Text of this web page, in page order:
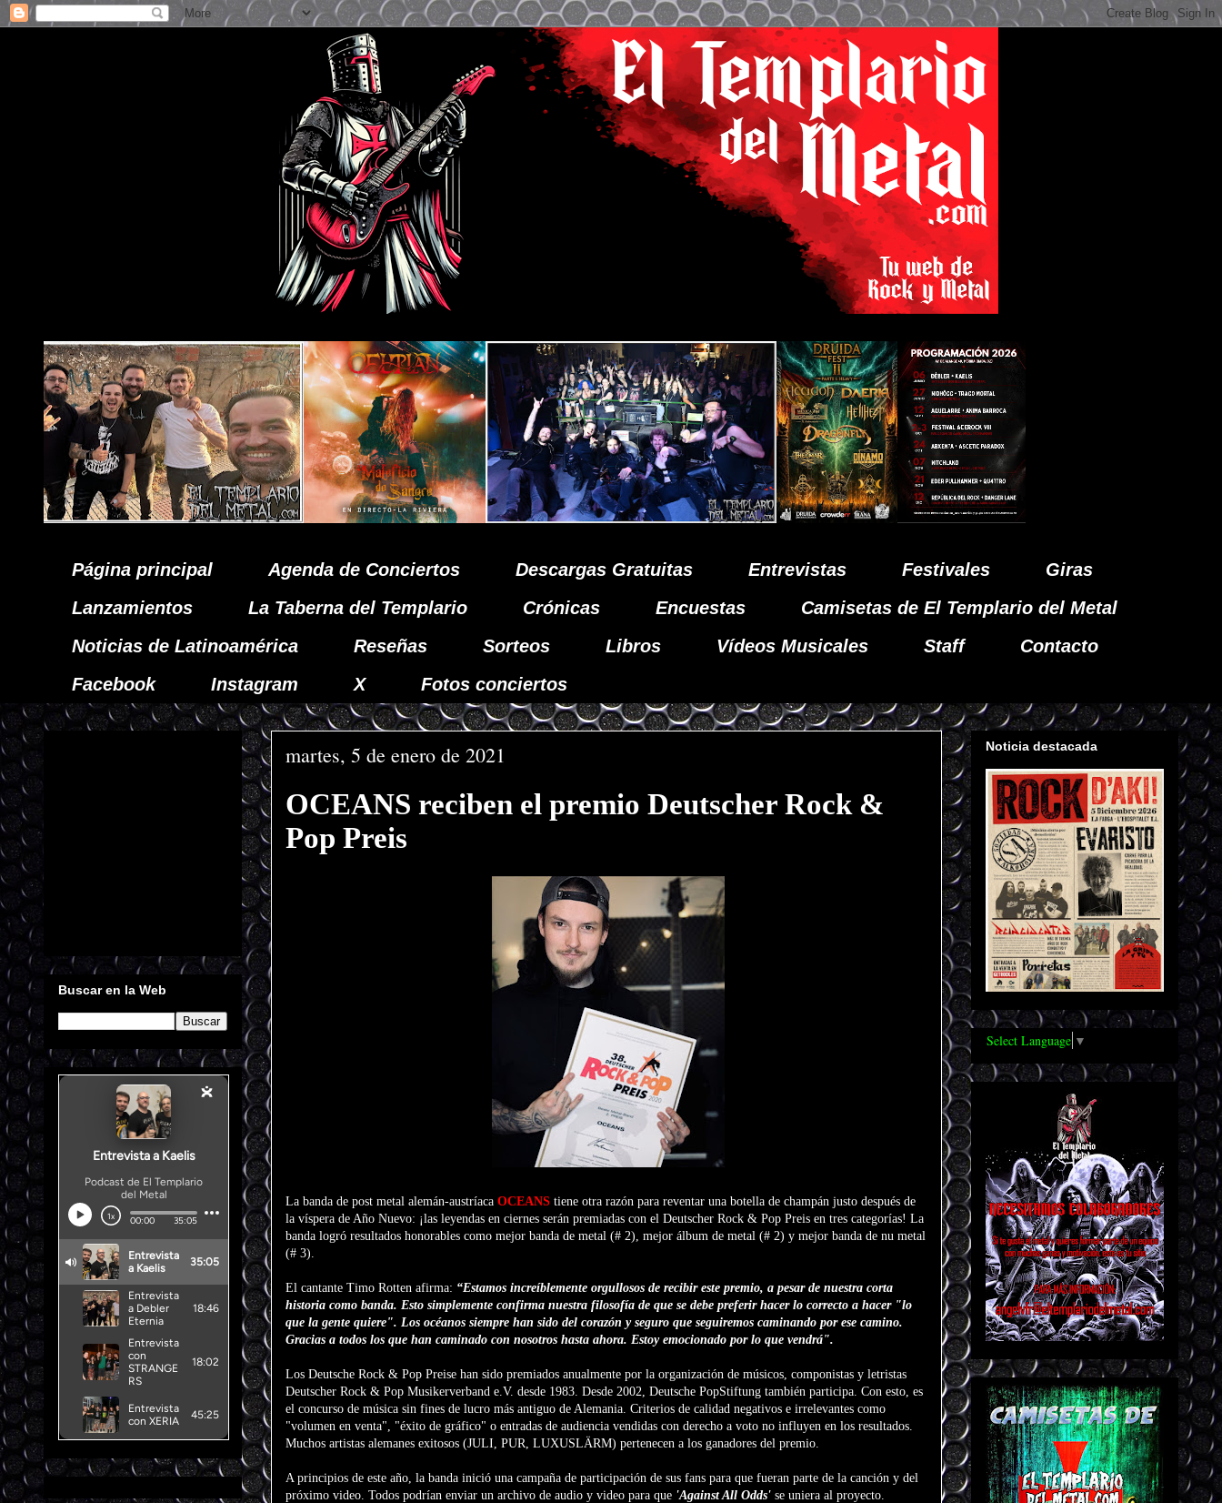
Página principal Agenda de Conciertos Descargas Gratuitas Entrevistas Festivales
Giras
Lanzamientos
La Taberna del Templario Crónicas Encuestas
Camisetas de El Templario del Metal
Noticias de Latinoamérica
Reseñas Sorteos Libros Vídeos Musicales Staff
Contacto
Facebook
Instagram X Fotos conciertos
martes, 5 de enero de 2021
OCEANS reciben el premio Deutscher Rock &
Pop Preis
La banda de post metal alemán-austríaca OCEANS tiene otra razón para reventar una botella de champán justo después de
la víspera de Año Nuevo: ¡las leyendas en ciernes serán premiadas con el Deutscher Rock & Pop Preis en tres categorías! La
banda logró resultados honorables como mejor banda de metal (# 2), mejor álbum de metal (# 2) y mejor banda de nu metal
(# 3).
El cantante Timo Rotten afirma: “Estamos increíblemente orgullosos de recibir este premio, a pesar de nuestra corta
historia como banda. Esto simplemente confirma nuestra filosofía de que se debe preferir hacer lo correcto a hacer "lo
que la gente quiere". Los océanos siempre han sido del corazón y seguro que seguiremos caminando por ese camino.
Gracias a todos los que han caminado con nosotros hasta ahora. Estoy emocionado por lo que vendrá".
Los Deutsche Rock & Pop Preise han sido premiados anualmente por la organización de músicos, componistas y letristas
Deutscher Rock & Pop Musikerverband e.V. desde 1983. Desde 2002, Deutsche PopStiftung también participa. Con esto, es
el concurso de música sin fines de lucro más antiguo de Alemania. Criterios de calidad negativos e irrelevantes como
"volumen en venta", "éxito de gráfico" o entradas de audiencia vendidas con derecho a voto no influyen en los resultados.
Muchos artistas alemanes exitosos (JULI, PUR, LUXUSLÄRM) pertenecen a los ganadores del premio.
A principios de este año, la banda inició una campaña de participación de sus fans para que fueran parte de la canción y del
próximo video. Todos podrían enviar un archivo de audio y video para que 'Against All Odds' se uniera al proyecto.
Buscar en la Web
Noticia destacada
Select Language ▼